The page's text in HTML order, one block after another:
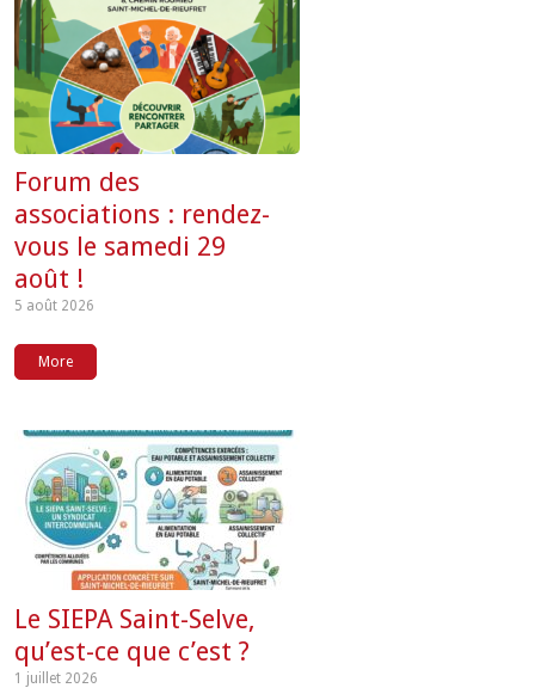
Forum des
associations : rendez-
vous le samedi 29
août !
5 août 2026
More
Le SIEPA Saint-Selve,
qu’est-ce que c’est ?
1 juillet 2026